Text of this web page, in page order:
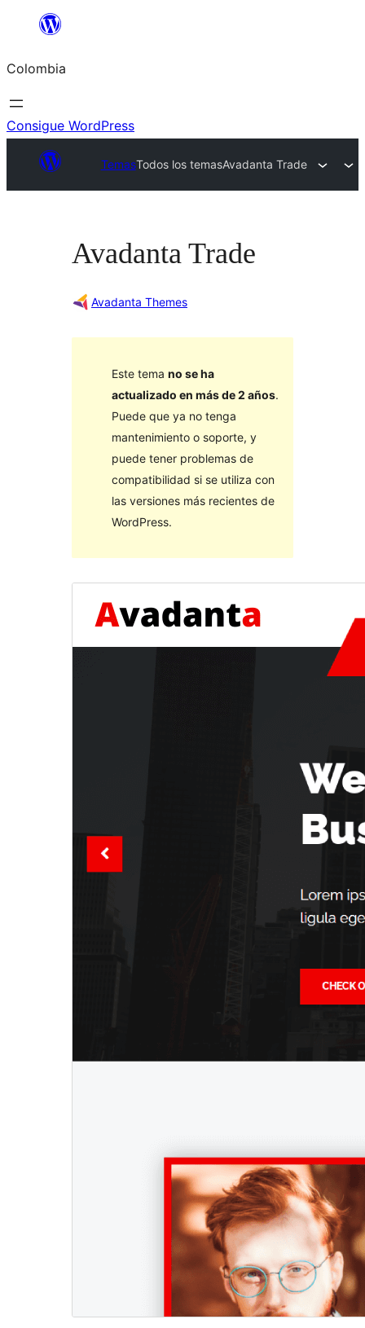
Saltar
contenido
Colombia
Consigue WordPress
TemasTodos los temasAvadanta Trade
Avadanta Trade
Avadanta Themes
Este tema no se ha
actualizado en más de 2 años.
Puede que ya no tenga
mantenimiento o soporte, y
puede tener problemas de
compatibilidad si se utiliza con
las versiones más recientes de
WordPress.